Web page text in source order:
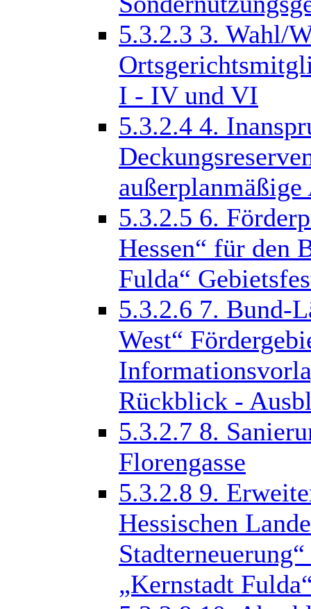
5.3.2.3 3. Wahl/
I - IV und VI
5.3.2.4 4.
5.3.2.5 6.
Hessen“ für den
Fulda“
5.3.2.6 7. Bund-
West“
Rückblick -
5.3.2.7 8.
Florengasse
5.3.2.8 9.
Hessischen
„Kernstadt